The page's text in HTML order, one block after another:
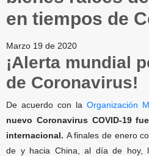
en tiempos de
Marzo 19 de 2020
¡Alerta mundial
de Coronavirus!
De acuerdo con la Organización
nuevo Coronavirus COVID-19
internacional. A finales de enero
de y hacia China, al día de hoy,